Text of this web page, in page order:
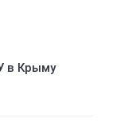
в Крыму